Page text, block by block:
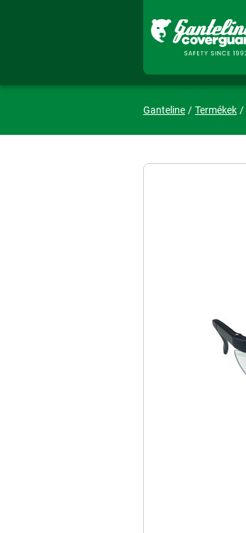
Ganteline Termékek